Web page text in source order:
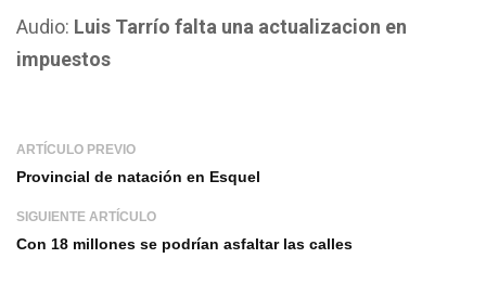
Audio: Luis Tarrío falta una actualizacion en
impuestos
ARTÍCULO PREVIO
Provincial de natación en Esquel
SIGUIENTE ARTÍCULO
Con 18 millones se podrían asfaltar las calles